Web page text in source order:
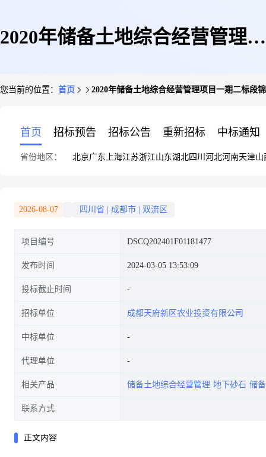
2020年储备土地综合经营管理项
您当前的位置： 首页 2020年储备土地综合经营管理项目一期二标段
首页 招标预告 招标公告 重新招标 中标通知
省份地区： 北京广东 上海江苏浙江山东湖北四川 河北河南天津山
2026-08-07 四川省 成都市 双流区
项目编号 DSCQ202401F01181477
发布时间 2024-03-05 13:53:09
投标截止时间
招标单位 成都天府新区农业投资有限公司
中标单位
代理单位
相关产品 储备土地综合经营管理 地下砂石 储备
联系方式
正文内容